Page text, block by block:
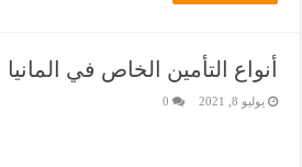
أنواع التأمين الخاص في المانيا
يوليو 8, 2021 0